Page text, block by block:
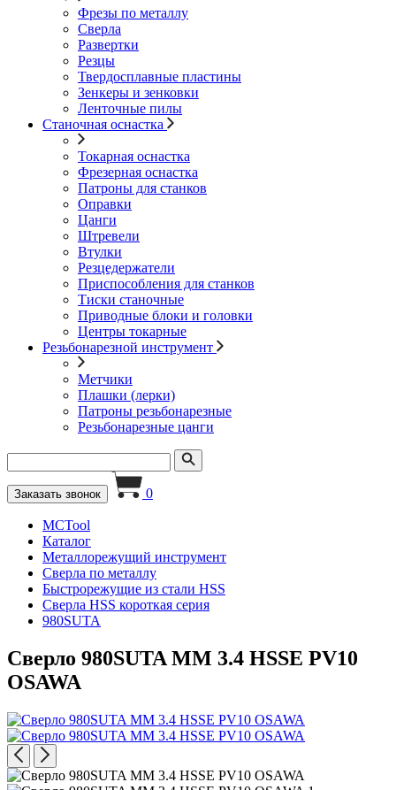
Фрезы по металлу
Сверла
Развертки
Резцы
Твердосплавные пластины
Зенкеры и зенковки
Ленточные пилы
Станочная оснастка
Токарная оснастка
Фрезерная оснастка
Патроны для станков
Оправки
Цанги
Штревели
Втулки
Резцедержатели
Приспособления для станков
Тиски станочные
Приводные блоки и головки
Центры токарные
Резьбонарезной инструмент
Метчики
Плашки (лерки)
Патроны резьбонарезные
Резьбонарезные цанги
Заказать звонок 0
MCTool
Каталог
Металлорежущий инструмент
Сверла по металлу
Быстрорежущие из стали HSS
Сверла HSS короткая серия
980SUTA
Сверло 980SUTA MM 3.4 HSSE PV10
OSAWA